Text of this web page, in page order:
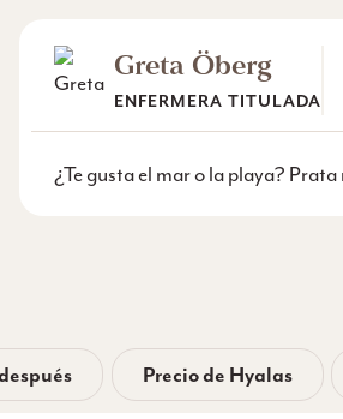
Greta Öberg
ENFERMERA TITULADA
¿Te gusta el mar o la playa? Prata
Precio de Hyalas